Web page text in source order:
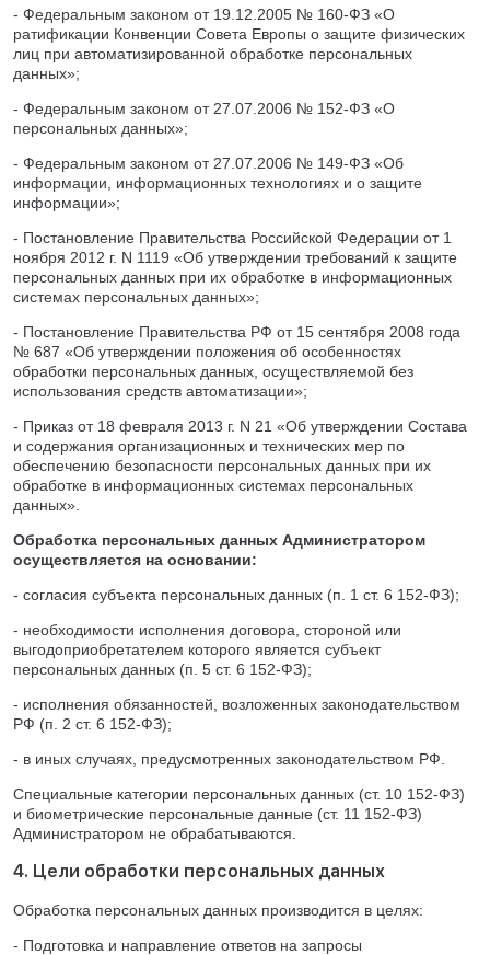
- Федеральным законом от 19.12.2005 № 160-ФЗ «О
ратификации Конвенции Совета Европы о защите физических
лиц при автоматизированной обработке персональных
данных»;
- Федеральным законом от 27.07.2006 № 152-ФЗ «О
персональных данных»;
- Федеральным законом от 27.07.2006 № 149-ФЗ «Об
информации, информационных технологиях и о защите
информации»;
- Постановление Правительства Российской Федерации от 1
ноября 2012 г. N 1119 «Об утверждении требований к защите
персональных данных при их обработке в информационных
системах персональных данных»;
- Постановление Правительства РФ от 15 сентября 2008 года
№ 687 «Об утверждении положения об особенностях
обработки персональных данных, осуществляемой без
использования средств автоматизации»;
- Приказ от 18 февраля 2013 г. N 21 «Об утверждении Состава
и содержания организационных и технических мер по
обеспечению безопасности персональных данных при их
обработке в информационных системах персональных
данных».
Обработка персональных данных Администратором
осуществляется на основании:
- согласия субъекта персональных данных (п. 1 ст. 6 152-ФЗ);
- необходимости исполнения договора, стороной или
выгодоприобретателем которого является субъект
персональных данных (п. 5 ст. 6 152-ФЗ);
- исполнения обязанностей, возложенных законодательством
РФ (п. 2 ст. 6 152-ФЗ);
- в иных случаях, предусмотренных законодательством РФ.
Специальные категории персональных данных (ст. 10 152-ФЗ)
и биометрические персональные данные (ст. 11 152-ФЗ)
Администратором не обрабатываются.
4. Цели обработки персональных данных
Обработка персональных данных производится в целях:
- Подготовка и направление ответов на запросы